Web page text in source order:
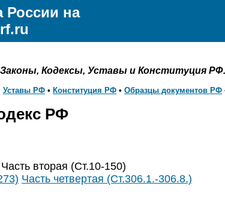
России на
Кодексы, Уставы и Конституция РФ.
Уставы РФ • Конституция РФ • Образцы документов РФ
РФ
Часть вторая (Ст.10-150)
Часть четвертая (Ст.306.1.-306.8.)